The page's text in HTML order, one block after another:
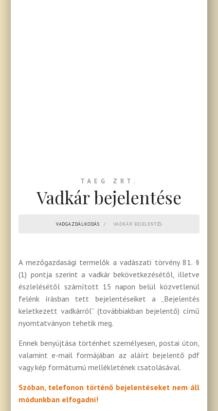
TAEG ZRT.
Vadkár bejelentése
VADGAZDÁLKODÁS VADKÁR BEJELENTÉS
A mezőgazdasági termelők a vadászati törvény 81. §
(1) pontja szerint a vadkár bekövetkezésétől, illetve
észlelésétől számított 15 napon belül közvetlenül
felénk írásban tett bejelentéseiket a „Bejelentés
keletkezett vadkárról” (továbbiakban bejelentő) című
nyomtatványon tehetik meg.
Ennek benyújtása történhet személyesen, postai úton,
valamint e-mail formájában az aláírt bejelentő pdf
vagy kép formátumú mellékletének csatolásával.
Szóban, telefonon történő bejelentéseket nem áll
módunkban elfogadni!